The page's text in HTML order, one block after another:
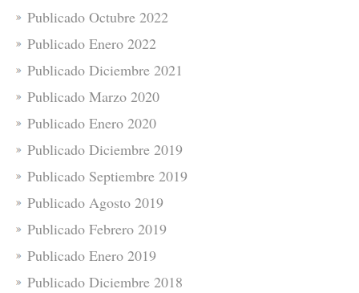
Publicado Octubre 2022
Publicado Enero 2022
Publicado Diciembre 2021
Publicado Marzo 2020
Publicado Enero 2020
Publicado Diciembre 2019
Publicado Septiembre 2019
Publicado Agosto 2019
Publicado Febrero 2019
Publicado Enero 2019
Publicado Diciembre 2018